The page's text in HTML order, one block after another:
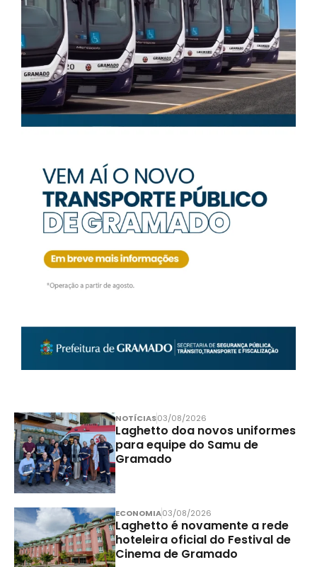
NOTÍCIAS03/08/2026
Laghetto doa novos uniformes
para equipe do Samu de
Gramado
ECONOMIA03/08/2026
Laghetto é novamente a rede
hoteleira oficial do Festival de
Cinema de Gramado